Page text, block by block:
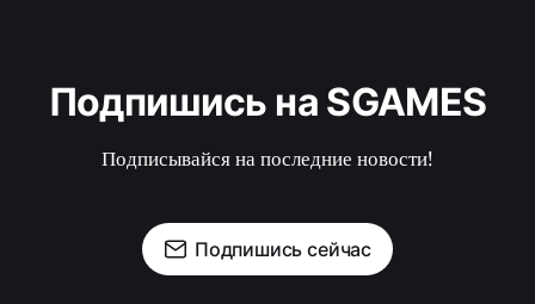
Подпишись на SGAMES
Подписывайся на последние новости!
Подпишись сейчас